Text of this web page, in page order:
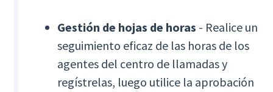
Gestión de hojas de horas - Realice un
seguimiento eficaz de las horas de los
agentes del centro de llamadas y
regístrelas, luego utilice la aprobación